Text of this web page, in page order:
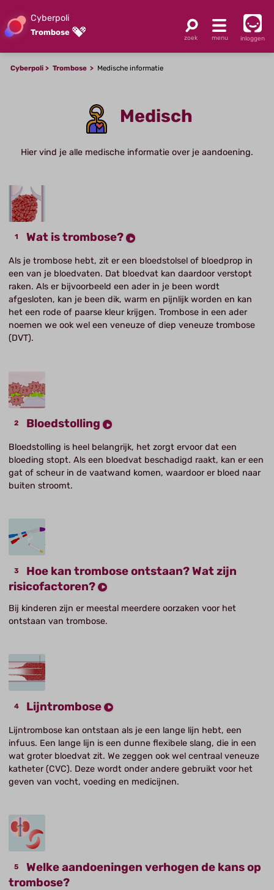
Cyberpoli
Trombose
inloggen
Cyberpoli Trombose Medische informatie
Medisch
Hier vind je alle medische informatie over je aandoening.
Wat is trombose?
Als je trombose hebt, zit er een bloedstolsel of bloedprop in
een van je bloedvaten. Dat bloedvat kan daardoor verstopt
raken. Als er bijvoorbeeld een ader in je been wordt
afgesloten, kan je been dik, warm en pijnlijk worden en kan
het een rode of paarse kleur krijgen. Trombose in een ader
noemen we ook wel een veneuze of diep veneuze trombose
(DVT).
Bloedstolling
Bloedstolling is heel belangrijk, het zorgt ervoor dat een
bloeding stopt. Als een bloedvat beschadigd raakt, kan er een
gat of scheur in de vaatwand komen, waardoor er bloed naar
buiten stroomt.
Hoe kan trombose ontstaan? Wat zijn
risicofactoren?
Bij kinderen zijn er meestal meerdere oorzaken voor het
ontstaan van trombose.
Lijntrombose
Lijntrombose kan ontstaan als je een lange lijn hebt, een
infuus. Een lange lijn is een dunne flexibele slang, die in een
wat groter bloedvat zit. We zeggen ook wel centraal veneuze
katheter (CVC). Deze wordt onder andere gebruikt voor het
geven van vocht, voeding en medicijnen.
Welke aandoeningen verhogen de kans op
trombose?